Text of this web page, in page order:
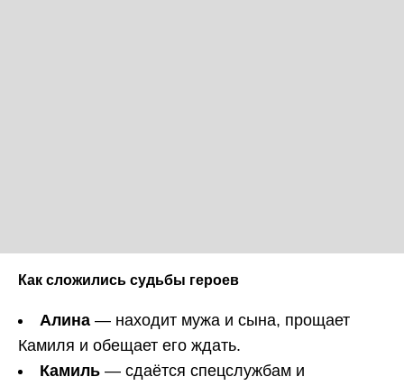
Как сложились судьбы героев
Алина — находит мужа и сына, прощает
Камиля и обещает его ждать.
Камиль — сдаётся спецслужбам и